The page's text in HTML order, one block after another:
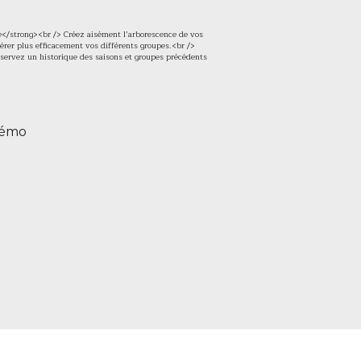
strong><br /> Créez aisément l’arborescence de vos
plus efficacement vos différents groupes.<br />
un historique des saisons et groupes précédents